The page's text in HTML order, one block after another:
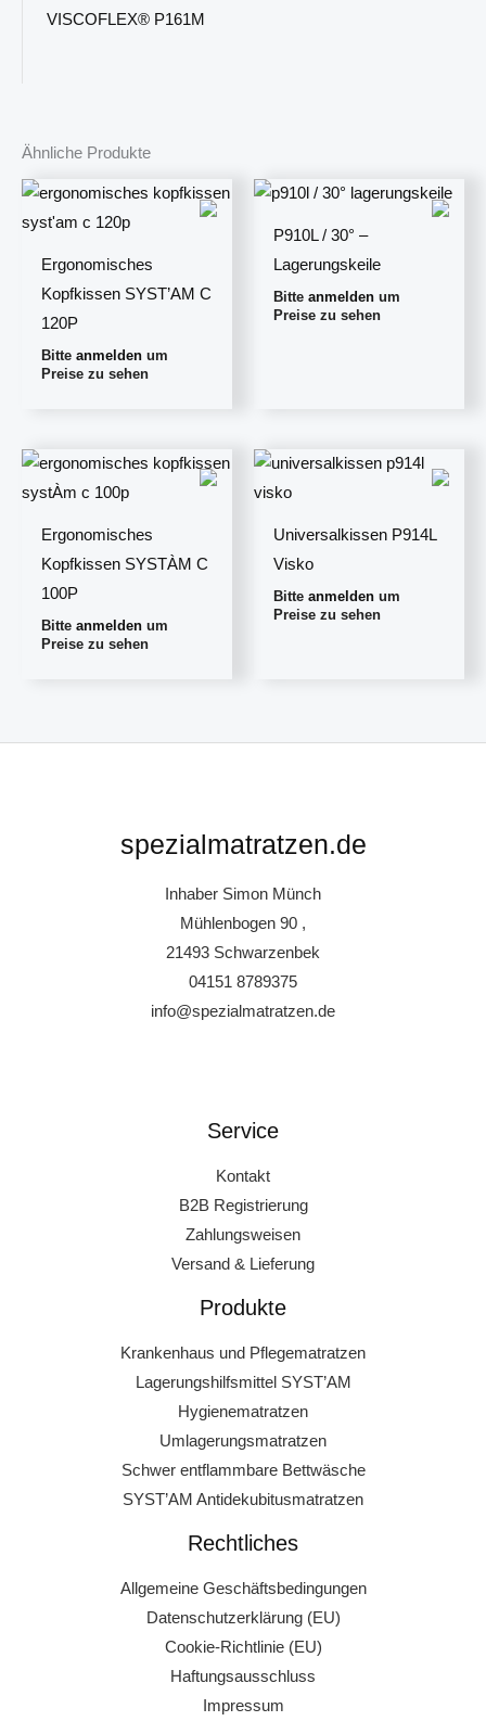
VISCOFLEX® P161M
Ähnliche Produkte
Ergonomisches
Kopfkissen SYST’AM C
120P
Bitte anmeldenum
Preise zu sehen
P910L / 30° –
Lagerungskeile
Bitte anmeldenum
Preise zu sehen
Ergonomisches
Kopfkissen SYSTÀM C
100P
Bitte anmeldenum
Preise zu sehen
Universalkissen P914L
Visko
Bitte anmeldenum
Preise zu sehen
spezialmatratzen.de
Inhaber Simon Münch
Mühlenbogen 90 ,
21493 Schwarzenbek
04151 8789375
info@spezialmatratzen.de
Service
Kontakt
B2B Registrierung
Zahlungsweisen
Versand & Lieferung
Produkte
Krankenhaus und Pflegematratzen
Lagerungshilfsmittel SYST’AM
Hygienematratzen
Umlagerungsmatratzen
Schwer entflammbare Bettwäsche
SYST’AM Antidekubitusmatratzen
Rechtliches
Allgemeine Geschäftsbedingungen
Datenschutzerklärung (EU)
Cookie-Richtlinie (EU)
Haftungsausschluss
Impressum